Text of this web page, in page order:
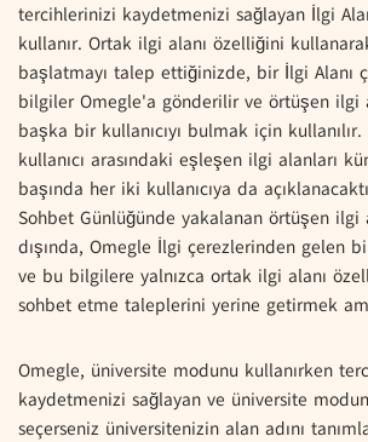
tercihlerinizi kaydetmenizi sağlayan İlgi
kullanır. Ortak ilgi alanı özelliğini
başlatmayı talep ettiğinizde, bir İlgi Alanı
bilgiler Omegle'a gönderilir ve örtüşen ilgi
başka bir kullanıcıyı bulmak için
kullanıcı arasındaki eşleşen ilgi alanları
başında her iki kullanıcıya da
Sohbet Günlüğünde yakalanan örtüşen ilgi
dışında, Omegle İlgi çerezlerinden gelen
ve bu bilgilere yalnızca ortak ilgi alanı
sohbet etme taleplerini yerine getirmek
Omegle, üniversite modunu kullanırken
kaydetmenizi sağlayan ve üniversite
seçerseniz üniversitenizin alan adını